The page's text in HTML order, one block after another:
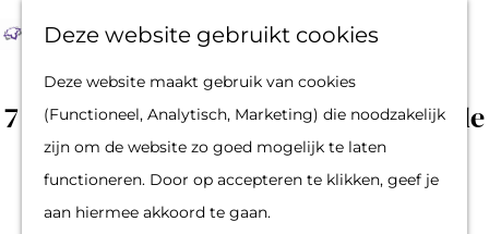
Deze website gebruikt cookies
Deze website maakt gebruik van cookies
(Functioneel, Analytisch, Marketing) die noodzakelijk
zijn om de website zo goed mogelijk te laten
functioneren. Door op accepteren te klikken, geef je
aan hiermee akkoord te gaan.
n
F
o
K
t
Z
De Hollandse
Waterlinies en
Gorinchem
Vestingdriehoek
7 x Campings aan de Linge - ontdek de
Magie van de Linge.